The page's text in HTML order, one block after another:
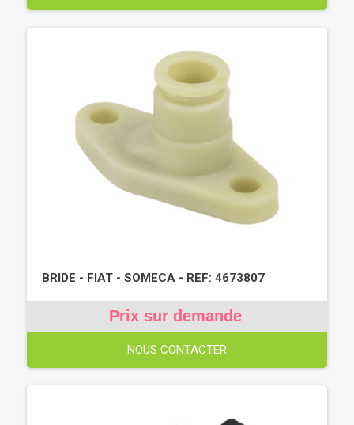
BRIDE - FIAT - SOMECA - REF: 4673807
Prix sur demande
NOUS CONTACTER